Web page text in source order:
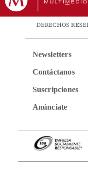
DERECHOS
Newsletters
Contáctanos
Suscripciones
Anúnciate